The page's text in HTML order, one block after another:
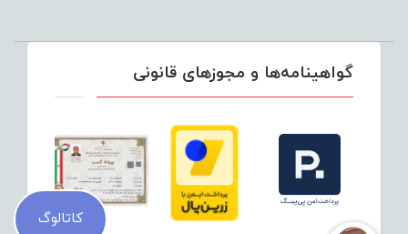
گواهینامه‌ها و مجوزهای قانونی
کاتالوگ